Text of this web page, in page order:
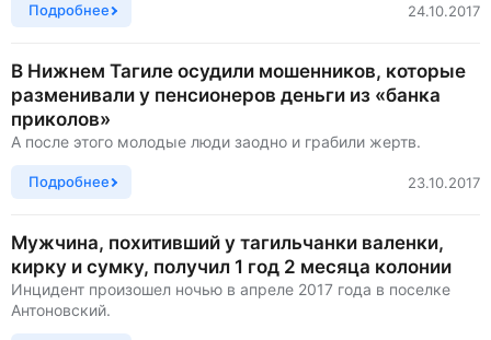
Подробнее 24.10.2017
В Нижнем Тагиле осудили мошенников, которые
разменивали у пенсионеров деньги из «банка
приколов»
А после этого молодые люди заодно и грабили жертв.
Подробнее 23.10.2017
Мужчина, похитивший у тагильчанки валенки,
кирку и сумку, получил 1 год 2 месяца колонии
Инцидент произошел ночью в апреле 2017 года в поселке
Антоновский.